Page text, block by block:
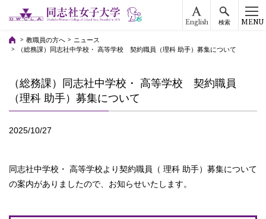
English 検索 MENU
教職員の方へ
ニュース
（総務課）同志社中学校・ 高等学校 契約職員（理科 助手）募集について
（総務課）同志社中学校・ 高等学校 契約職員
（理科 助手）募集について
2025/10/27
同志社中学校・ 高等学校より契約職員（ 理科 助手）募集について
の案内がありましたので、お知らせいたします。